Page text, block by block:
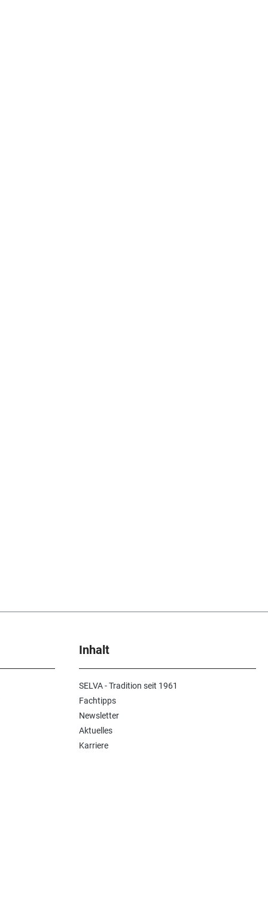
Inhalt
SELVA - Tradition seit 1961
Fachtipps
Newsletter
Aktuelles
Karriere